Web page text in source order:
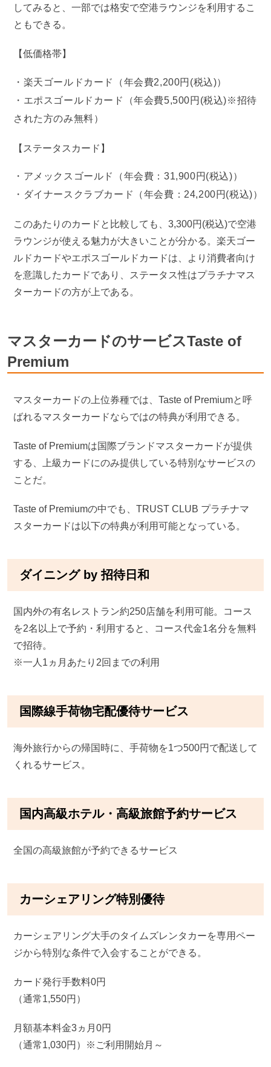
してみると、一部では格安で空港ラウンジを利用するこ
ともできる。
【低価格帯】
楽天ゴールドカード（年会費2,200円(税込)）
エポスゴールドカード（年会費5,500円(税込)※招待
された方のみ無料）
【ステータスカード】
アメックスゴールド（年会費：31,900円(税込)）
ダイナースクラブカード（年会費：24,200円(税込)）
このあたりのカードと比較しても、3,300円(税込)で空港
ラウンジが使える魅力が大きいことが分かる。楽天ゴー
ルドカードやエポスゴールドカードは、より消費者向け
を意識したカードであり、ステータス性はプラチナマス
ターカードの方が上である。
マスターカードのサービスTaste of
Premium
マスターカードの上位券種では、Taste of Premiumと呼
ばれるマスターカードならではの特典が利用できる。
Taste of Premiumは国際ブランドマスターカードが提供
する、上級カードにのみ提供している特別なサービスの
ことだ。
Taste of Premiumの中でも、TRUST CLUB プラチナマ
スターカードは以下の特典が利用可能となっている。
ダイニング by 招待日和
国内外の有名レストラン約250店舗を利用可能。コース
を2名以上で予約・利用すると、コース代金1名分を無料
で招待。
※一人1ヵ月あたり2回までの利用
国際線手荷物宅配優待サービス
海外旅行からの帰国時に、手荷物を1つ500円で配送して
くれるサービス。
国内高級ホテル・高級旅館予約サービス
全国の高級旅館が予約できるサービス
カーシェアリング特別優待
カーシェアリング大手のタイムズレンタカーを専用ペー
ジから特別な条件で入会することができる。
カード発行手数料0円
（通常1,550円）
月額基本料金3ヵ月0円
（通常1,030円）※ご利用開始月～